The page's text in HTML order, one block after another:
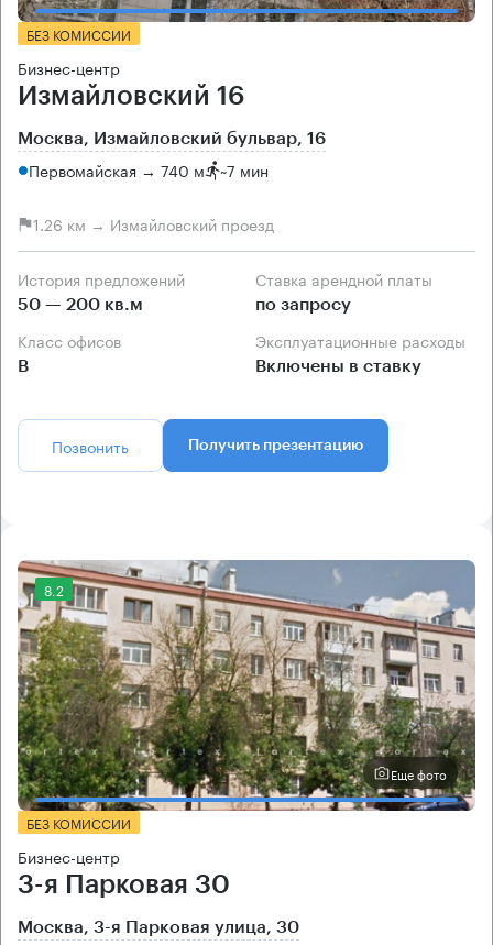
БЕЗ КОМИССИИ
Бизнес-центр
Измайловский 16
Москва, Измайловский бульвар, 16
Первомайская → 740 м ~7 мин
1.26 км → Измайловский проезд
История предложений
50 — 200 кв.м
Ставка арендной платы
по запросу
Класс офисов
B
Эксплуатационные расходы
Включены в ставку
Позвонить Получить презентацию
8.2
Еще фото
БЕЗ КОМИССИИ
Бизнес-центр
3-я Парковая 30
Москва, 3-я Парковая улица, 30